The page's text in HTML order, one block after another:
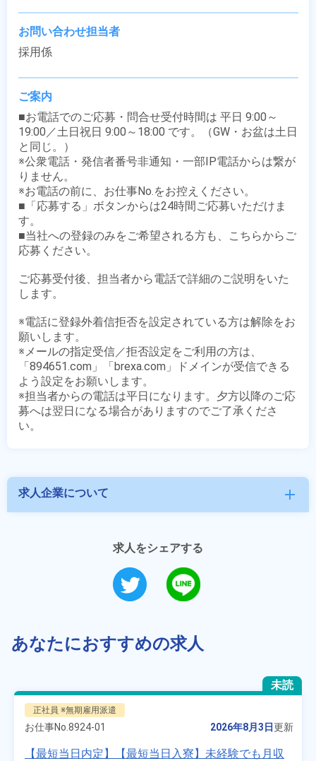
お問い合わせ担当者
採用係
ご案内
■お電話でのご応募・問合せ受付時間は 平日 9:00～
19:00／土日祝日 9:00～18:00 です。（GW・お盆は土日
と同じ。）
※公衆電話・発信者番号非通知・一部IP電話からは繋が
りません。
※お電話の前に、お仕事No.をお控えください。
■「応募する」ボタンからは24時間ご応募いただけま
す。
■当社への登録のみをご希望される方も、こちらからご
応募ください。
ご応募受付後、担当者から電話で詳細のご説明をいた
します。
※電話に登録外着信拒否を設定されている方は解除をお
願いします。
※メールの指定受信／拒否設定をご利用の方は、
「894651.com」「brexa.com」ドメインが受信できる
よう設定をお願いします。
※担当者からの電話は平日になります。夕方以降のご応
募へは翌日になる場合がありますのでご了承くださ
求人企業について add
求人をシェアする
あなたにおすすめの求人
未読
正社員 ※無期雇用派遣
お仕事No. 8924-01 2026年8月3日更新
【最短当日内定】【最短当日入寮】未経験でも月収